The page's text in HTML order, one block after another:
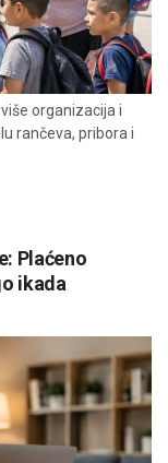
organizacija i
rančeva, pribora i
Plaćeno
ikada